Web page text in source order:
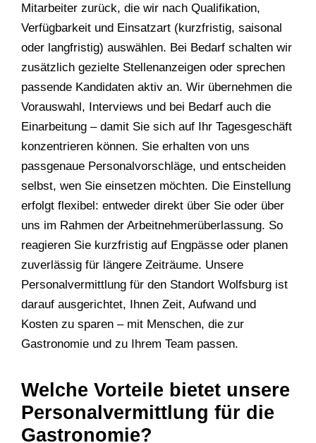
Mitarbeiter zurück, die wir nach Qualifikation,
Verfügbarkeit und Einsatzart (kurzfristig, saisonal
oder langfristig) auswählen. Bei Bedarf schalten wir
zusätzlich gezielte Stellenanzeigen oder sprechen
passende Kandidaten aktiv an. Wir übernehmen die
Vorauswahl, Interviews und bei Bedarf auch die
Einarbeitung – damit Sie sich auf Ihr Tagesgeschäft
konzentrieren können. Sie erhalten von uns
passgenaue Personalvorschläge, und entscheiden
selbst, wen Sie einsetzen möchten. Die Einstellung
erfolgt flexibel: entweder direkt über Sie oder über
uns im Rahmen der Arbeitnehmerüberlassung. So
reagieren Sie kurzfristig auf Engpässe oder planen
zuverlässig für längere Zeiträume. Unsere
Personalvermittlung für den Standort Wolfsburg ist
darauf ausgerichtet, Ihnen Zeit, Aufwand und
Kosten zu sparen – mit Menschen, die zur
Gastronomie und zu Ihrem Team passen.
Welche Vorteile bietet unsere
Personalvermittlung für die
Gastronomie?